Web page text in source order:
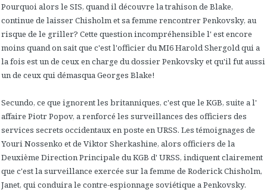
Pourquoi alors le SIS, quand il découvre la trahison de Blake,
continue de laisser Chisholm et sa femme rencontrer Penkovsky, au
risque de le griller? Cette question incompréhensible l' est encore
moins quand on sait que c'est l'officier du MI6 Harold Shergold qui a
la fois est un de ceux en charge du dossier Penkovsky et qu'il fut aussi
un de ceux qui démasqua Georges Blake!
Secundo, ce que ignorent les britanniques, c'est que le KGB, suite a l'
affaire Piotr Popov, a renforcé les surveillances des officiers des
services secrets occidentaux en poste en URSS. Les témoignages de
Youri Nossenko et de Viktor Sherkashine, alors officiers de la
Deuxième Direction Principale du KGB d' URSS, indiquent clairement
que c'est la surveillance exercée sur la femme de Roderick Chisholm,
Janet, qui conduira le contre-espionnage soviétique a Penkovsky.